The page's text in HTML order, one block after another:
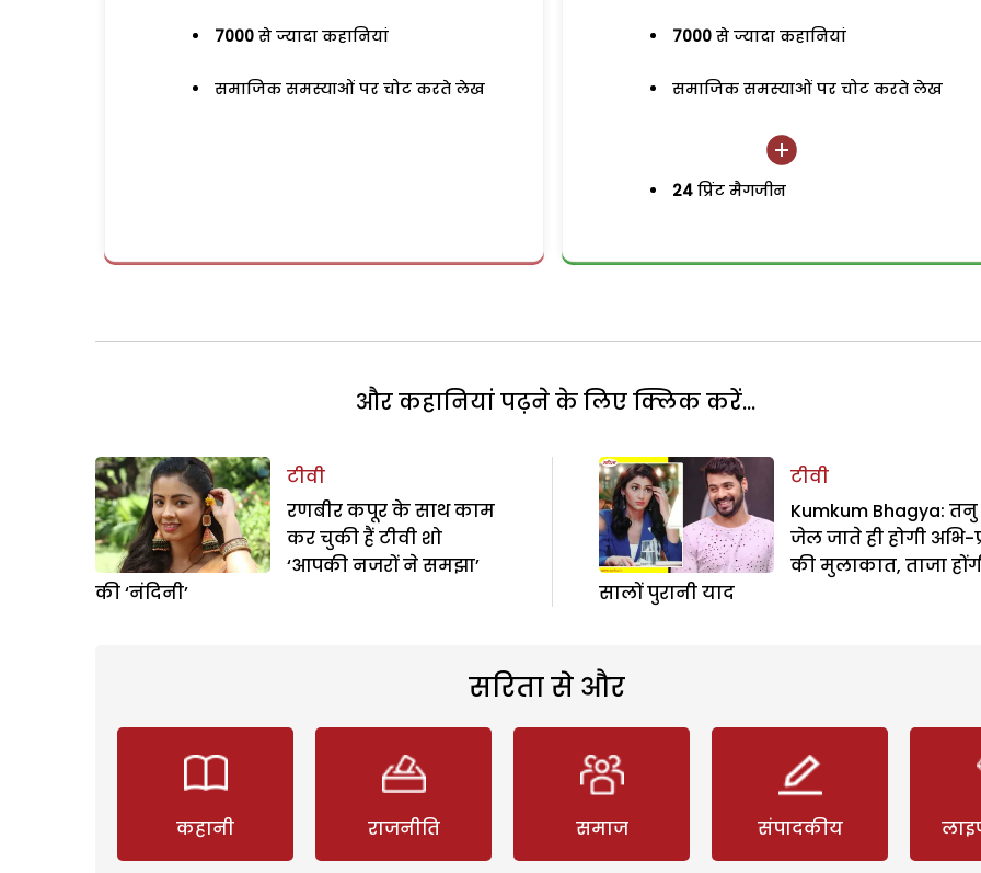
7000 से ज्यादा कहानियां
समाजिक समस्याओं पर चोट करते लेख
7000 से ज्यादा कहानियां
समाजिक समस्याओं पर चोट करते लेख
24 प्रिंट मैगजीन
और कहानियां पढ़ने के लिए क्लिक करें...
टीवी
रणबीर कपूर के साथ काम
कर चुकी हैं टीवी शो
‘आपकी नजरों ने समझा’
की ‘नंदिनी’
टीवी
Kumkum Bhagya:
जेल जाते ही होगी अभि-
की मुलाकात, ताजा
सालों पुरानी याद
सरिता से और
कहानी राजनीति समाज संपादकीय